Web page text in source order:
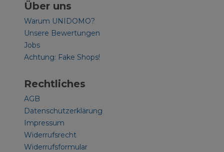
Über uns
Warum UNIDOMO?
Unsere Bewertungen
Jobs
Achtung: Fake Shops!
Rechtliches
AGB
Datenschutzerklärung
Impressum
Widerrufsrecht
Widerrufsformular